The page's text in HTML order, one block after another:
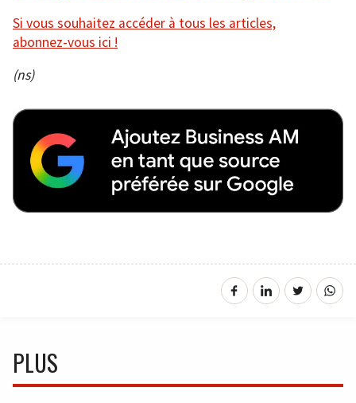
Si vous souhaitez accéder à tous les articles,
abonnez-vous ici !
(ns)
PLUS